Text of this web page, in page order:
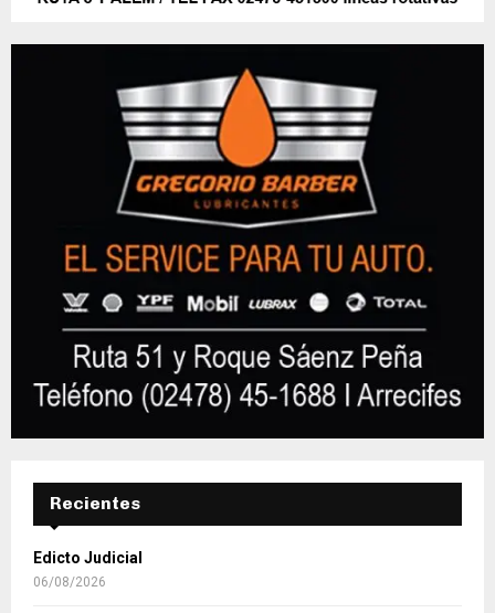
Recientes
Edicto Judicial
06/08/2026